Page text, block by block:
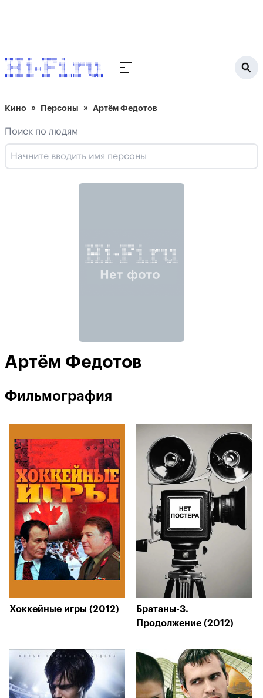
Кино Персоны Артём Федотов
Поиск по людям
Артём Федотов
Фильмография
Хоккейные игры (2012)
Братаны-3.
Продолжение (2012)